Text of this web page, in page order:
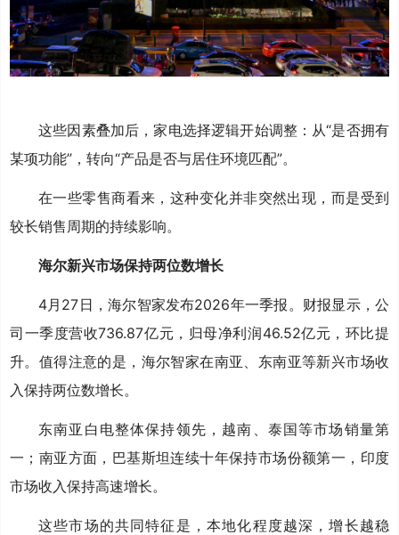
这些因素叠加后，家电选择逻辑开始调整：从“是否拥有
某项功能”，转向“产品是否与居住环境匹配”。
在一些零售商看来，这种变化并非突然出现，而是受到
较长销售周期的持续影响。
海尔新兴市场保持两位数增长
4月27日，海尔智家发布2026年一季报。财报显示，公
司一季度营收736.87亿元，归母净利润46.52亿元，环比提
升。值得注意的是，海尔智家在南亚、东南亚等新兴市场收
入保持两位数增长。
东南亚白电整体保持领先，越南、泰国等市场销量第
一；南亚方面，巴基斯坦连续十年保持市场份额第一，印度
市场收入保持高速增长。
这些市场的共同特征是，本地化程度越深，增长越稳